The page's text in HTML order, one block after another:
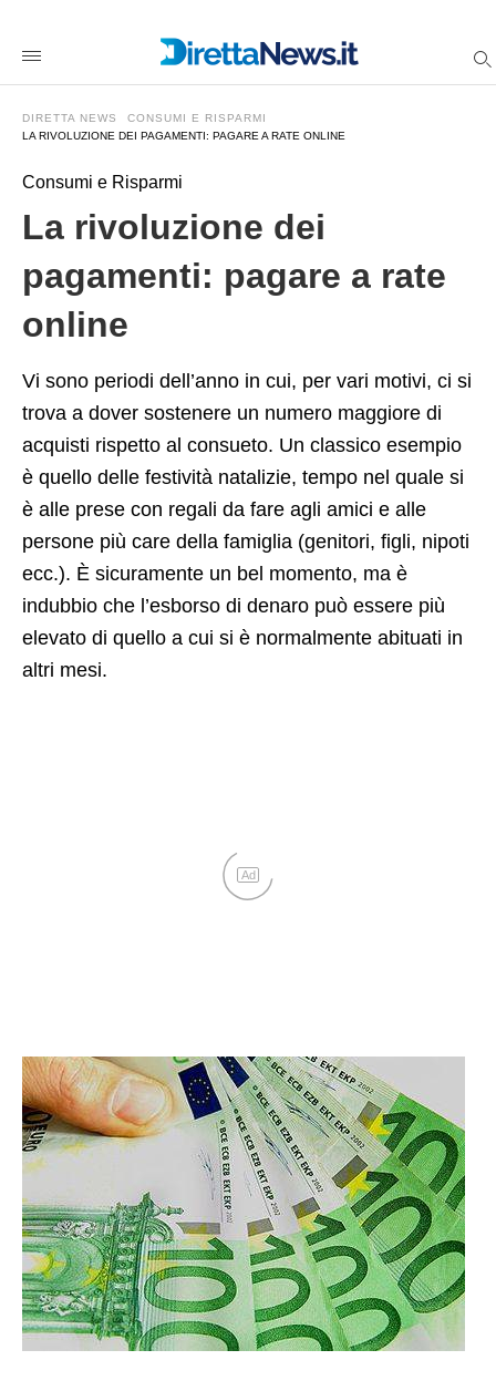
/2023/12/27/la-
pagamenti-
pagare-
online/amp/
DIRETTA NEWS
CONSUMI E RISPARMI
LA RIVOLUZIONE DEI PAGAMENTI: PAGARE A RATE ONLINE
Consumi e Risparmi
La rivoluzione dei
pagamenti: pagare a rate
online
Vi sono periodi dell’anno in cui, per vari motivi, ci si
trova a dover sostenere un numero maggiore di
acquisti rispetto al consueto. Un classico esempio
è quello delle festività natalizie, tempo nel quale si
è alle prese con regali da fare agli amici e alle
persone più care della famiglia (genitori, figli, nipoti
ecc.). È sicuramente un bel momento, ma è
indubbio che l’esborso di denaro può essere più
elevato di quello a cui si è normalmente abituati in
altri mesi.
Ad